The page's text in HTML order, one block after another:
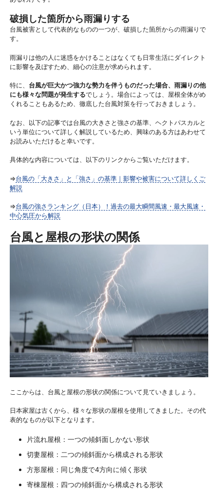
破損した箇所から雨漏りする
台風被害として代表的なものの一つが、破損した箇所からの雨漏りで
す。
雨漏りは他の人に迷惑をかけることはなくても日常生活にダイレクト
に影響を及ぼすため、細心の注意が求められます。
特に、 台風が巨大かつ強力な勢力を伴うものだった場合、雨漏りの他
にも様々な問題が発生するでしょう。場合によっては、屋根全体がめ
くれることもあるため、徹底した台風対策を行っておきましょう。
なお、以下の記事では台風の大きさと強さの基準、ヘクトパスカルと
いう単位について詳しく解説しているため、興味のある方はあわせて
お読みいただけると幸いです。
具体的な内容については、以下のリンクからご覧いただけます。
⇒台風の「大きさ」と「強さ」の基準｜影響や被害について詳しくご
解説
⇒台風の強さランキング（日本）！過去の最大瞬間風速・最大風速・
中心気圧から解説
台風と屋根の形状の関係
ここからは、台風と屋根の形状の関係について見ていきましょう。
日本家屋は古くから、様々な形状の屋根を使用してきました。その代
表的なものが以下となります。
片流れ屋根：一つの傾斜面しかない形状
切妻屋根：二つの傾斜面から構成される形状
方形屋根：同じ角度で4方向に傾く形状
寄棟屋根：四つの傾斜面から構成される形状